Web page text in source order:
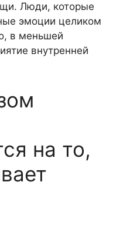
Люди, которые
эмоции целиком
в меньшей
внутренней
на то,